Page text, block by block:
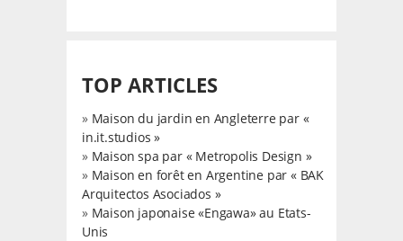
TOP ARTICLES
» Maison du jardin en Angleterre par «
in.it.studios »
» Maison spa par « Metropolis Design »
» Maison en forêt en Argentine par « BAK
Arquitectos Asociados »
» Maison japonaise «Engawa» au Etats-
Unis